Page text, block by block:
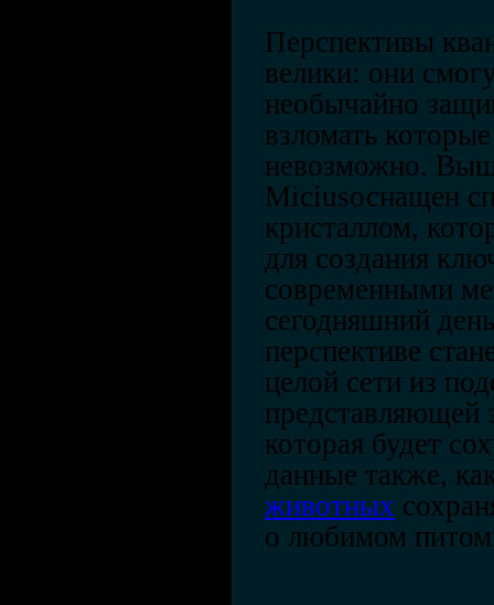
Перспективы
велики: они
необычайно
взломать
невозможно.
Miciusоснащен
кристаллом,
для создания
современными
сегодняшний
перспективе
целой сети из
которая будет
данные также,
животных
о любимом